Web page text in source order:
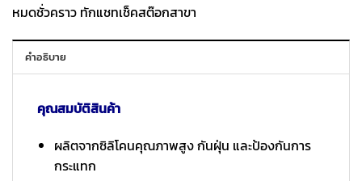
หมดชั่วคราว ทักแชทเช็คสต๊อกสาขา
คำอธิบาย
คุณสมบัติสินค้า
ผลิตจากซิลิโคนคุณภาพสูง กันฝุ่น และป้องกันการ
กระแทก